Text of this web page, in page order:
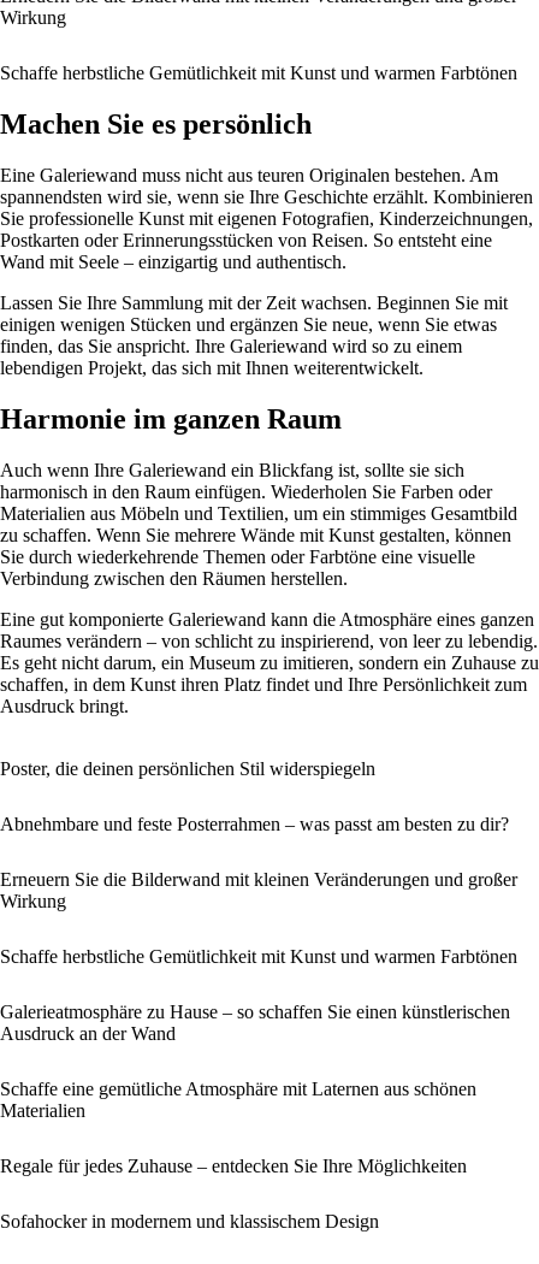
Wirkung
Schaffe herbstliche Gemütlichkeit mit Kunst und warmen Farbtönen
Machen Sie es persönlich
Eine Galeriewand muss nicht aus teuren Originalen bestehen. Am
spannendsten wird sie, wenn sie Ihre Geschichte erzählt. Kombinieren
Sie professionelle Kunst mit eigenen Fotografien, Kinderzeichnungen,
Postkarten oder Erinnerungsstücken von Reisen. So entsteht eine
Wand mit Seele – einzigartig und authentisch.
Lassen Sie Ihre Sammlung mit der Zeit wachsen. Beginnen Sie mit
einigen wenigen Stücken und ergänzen Sie neue, wenn Sie etwas
finden, das Sie anspricht. Ihre Galeriewand wird so zu einem
lebendigen Projekt, das sich mit Ihnen weiterentwickelt.
Harmonie im ganzen Raum
Auch wenn Ihre Galeriewand ein Blickfang ist, sollte sie sich
harmonisch in den Raum einfügen. Wiederholen Sie Farben oder
Materialien aus Möbeln und Textilien, um ein stimmiges Gesamtbild
zu schaffen. Wenn Sie mehrere Wände mit Kunst gestalten, können
Sie durch wiederkehrende Themen oder Farbtöne eine visuelle
Verbindung zwischen den Räumen herstellen.
Eine gut komponierte Galeriewand kann die Atmosphäre eines ganzen
Raumes verändern – von schlicht zu inspirierend, von leer zu lebendig.
Es geht nicht darum, ein Museum zu imitieren, sondern ein Zuhause zu
schaffen, in dem Kunst ihren Platz findet und Ihre Persönlichkeit zum
Ausdruck bringt.
Poster, die deinen persönlichen Stil widerspiegeln
Abnehmbare und feste Posterrahmen – was passt am besten zu dir?
Erneuern Sie die Bilderwand mit kleinen Veränderungen und großer
Wirkung
Schaffe herbstliche Gemütlichkeit mit Kunst und warmen Farbtönen
Galerieatmosphäre zu Hause – so schaffen Sie einen künstlerischen
Ausdruck an der Wand
Schaffe eine gemütliche Atmosphäre mit Laternen aus schönen
Materialien
Regale für jedes Zuhause – entdecken Sie Ihre Möglichkeiten
Sofahocker in modernem und klassischem Design